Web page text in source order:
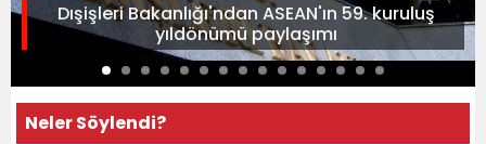
Dışişleri Bakanlığı'ndan ASEAN'ın 59. kuruluş
yıldönümü paylaşımı
Neler Söylendi?